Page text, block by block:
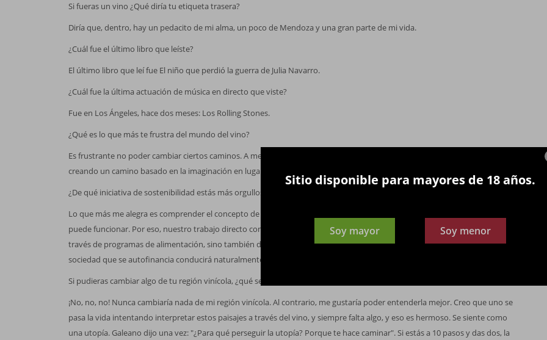
Sitio disponible para mayores de 18 años.
Soy mayor Soy menor
Si fueras un vino ¿Qué diría tu etiqueta trasera?
Diría que, dentro, hay un pedacito de mi alma, un poco de Mendoza y una gran parte de mi vida.
¿Cuál fue el último libro que leíste?
El último libro que leí fue El niño que perdió la guerra de Julia Navarro.
¿Cuál fue la última actuación de música en directo que viste?
Fue en Los Ángeles, hace dos meses: Los Rolling Stones.
¿Qué es lo que más te frustra del mundo del vino?
Es frustrante no poder cambiar ciertos caminos. A menudo, creer en algo equivocado conduce a un resultado erróneo,
creando un camino basado en la imaginación en lugar de la realidad. Esto sucede a menudo con el vino.
¿De qué iniciativa de sostenibilidad estás más orgulloso y por qué?
Lo que más me alegra es comprender el concepto de sostenibilidad social. Si todo a mi alrededor no funciona, nada más
puede funcionar. Por eso, nuestro trabajo directo con la comunidad, especialmente centrado en las escuelas —no solo a
través de programas de alimentación, sino también de recreación, educación y atención médica—, me parece el futuro. Una
sociedad que se autofinancia conducirá naturalmente a la sostenibilidad ambiental.
Si pudieras cambiar algo de tu región vinícola, ¿qué sería?
¡No, no, no! Nunca cambiaría nada de mi región vinícola. Al contrario, me gustaría poder entenderla mejor. Creo que uno se
pasa la vida intentando interpretar estos paisajes a través del vino, y siempre falta algo, y eso es hermoso. Se siente como
una utopía. Galeano dijo una vez: "¿Para qué perseguir la utopía? Porque te hace caminar". Si estás a 10 pasos y das dos, la